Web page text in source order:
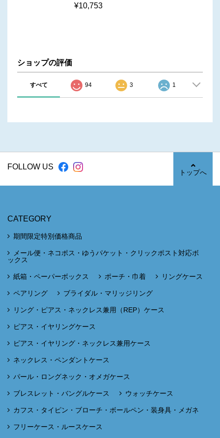
¥10,753
ショップの評価
すべて 94 3 1
FOLLOW US
トップへ
CATEGORY
期間限定特別価格商品
メール便・ネコポス・ゆうパケット・クリックポスト対応ボ
ックス
紙箱・ペーパーボックス ポーチ・巾着 リングケース
ペアリング ブライダル・マリッジリング
リング・ピアス・ネックレス兼用（REP）ケース
ピアス・イヤリングケース
ピアス・イヤリング・ネックレス兼用ケース
ネックレス・ペンダントケース
パール・ロングネック・オメガケース
ブレスレット・バングルケース ウォッチケース
カフス・タイピン・ブローチ・ボールペン・装身具・メガネ
フリーケース・ルースケース